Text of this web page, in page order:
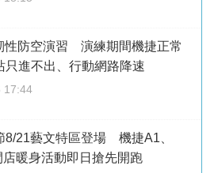
性防空演習 演練期間機捷正常
只進不出、行動網路降速
17:44
8/21藝文特區登場 機捷A1、
暖身活動即日搶先開跑